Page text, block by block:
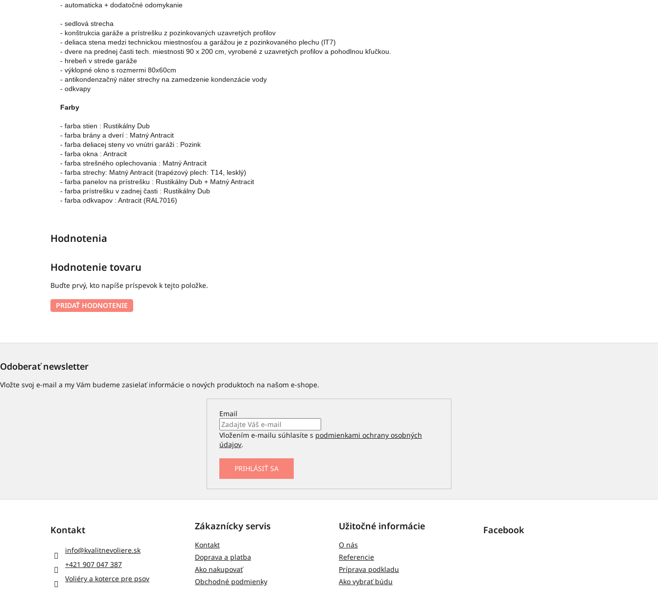
- automaticka + dodatočné odomykanie
- sedlová strecha
- konštrukcia garáže a prístrešku z pozinkovaných uzavretých profilov
- deliaca stena medzi technickou miestnosťou a garážou je z pozinkovaného plechu (lT7)
- dvere na prednej časti tech. miestnosti 90 x 200 cm, vyrobené z uzavretých profilov a pohodlnou kľučkou.
- hrebeň v strede garáže
- výklopné okno s rozmermi 80x60cm
- antikondenzačný náter strechy na zamedzenie kondenzácie vody
- odkvapy
Farby
- farba stien : Rustikálny Dub
- farba brány a dverí : Matný Antracit
- farba deliacej steny vo vnútri garáži : Pozink
- farba okna : Antracit
- farba strešného oplechovania : Matný Antracit
- farba strechy: Matný Antracit (trapézový plech: T14, lesklý)
- farba panelov na prístrešku : Rustikálny Dub + Matný Antracit
- farba prístrešku v zadnej časti : Rustikálny Dub
- farba odkvapov : Antracit (RAL7016)
Hodnotenie tovaru
Buďte prvý, kto napíše príspevok k tejto položke.
PRIDAŤ HODNOTENIE
Odoberať newsletter
Vložte svoj e-mail a my Vám budeme zasielať informácie o nových produktoch na našom e-shope.
Email
Vložením e-mailu súhlasíte s podmienkami ochrany osobných
údajov.
PRIHLÁSIŤ SA
Kontakt
info@kvalitnevoliere.sk
+421 907 047 387
Voliéry a koterce pre psov
Zákaznícky servis
Kontakt
Doprava a platba
Ako nakupovať
Obchodné podmienky
Užitočné informácie
O nás
Referencie
Príprava podkladu
Ako vybrať búdu
Facebook